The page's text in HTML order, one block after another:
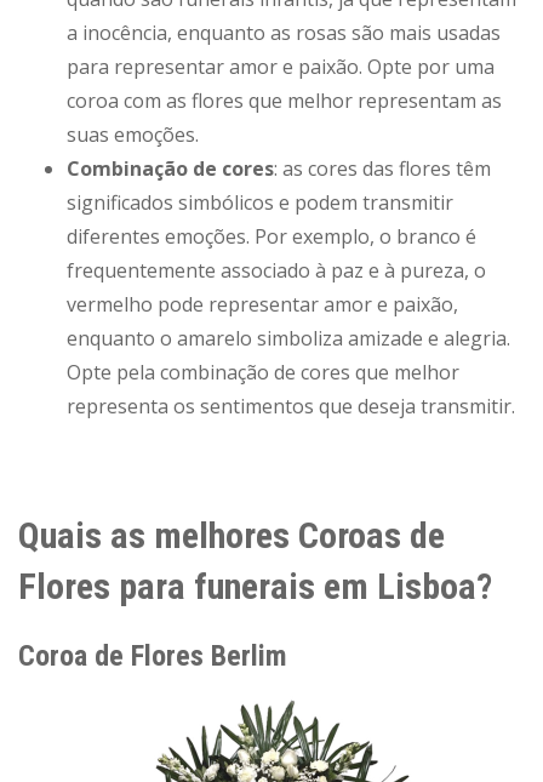
a inocência, enquanto as rosas são mais usadas
para representar amor e paixão. Opte por uma
coroa com as flores que melhor representam as
suas emoções.
Combinação de cores: as cores das flores têm
significados simbólicos e podem transmitir
diferentes emoções. Por exemplo, o branco é
frequentemente associado à paz e à pureza, o
vermelho pode representar amor e paixão,
enquanto o amarelo simboliza amizade e alegria.
Opte pela combinação de cores que melhor
representa os sentimentos que deseja transmitir.
Quais as melhores Coroas de
Flores para funerais em Lisboa?
Coroa de Flores Berlim